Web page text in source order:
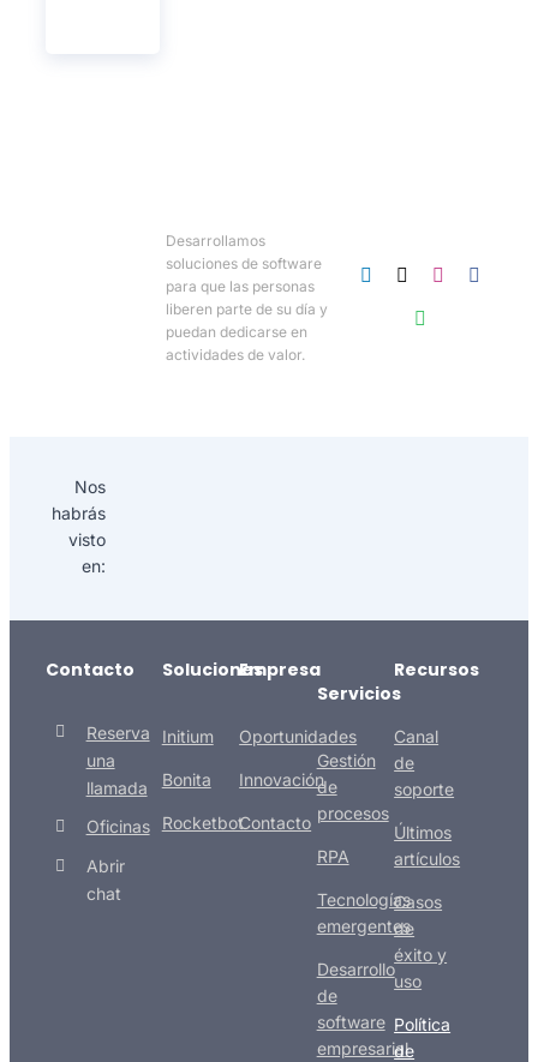
Desarrollamos
soluciones de software
para que las personas
liberen parte de su día y
puedan dedicarse en
actividades de valor.
Nos
habrás
visto
en:
Contacto
Reserva
una
llamada
Oficinas
Abrir
chat
Soluciones
Initium
Bonita
Rocketbot
Empresa
Oportunidades
Innovación
Contacto
Servicios
Gestión
de
procesos
RPA
Tecnologías
emergentes
Desarrollo
de
software
empresarial
Recursos
Canal
de
soporte
Últimos
artículos
Casos
de
éxito y
uso
Política
de